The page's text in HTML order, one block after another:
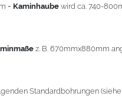
geliefert werden
geliefert.
= Kaminhaube wird ca. 740-
z. B. 670mmx880mm
Standardbohrungen